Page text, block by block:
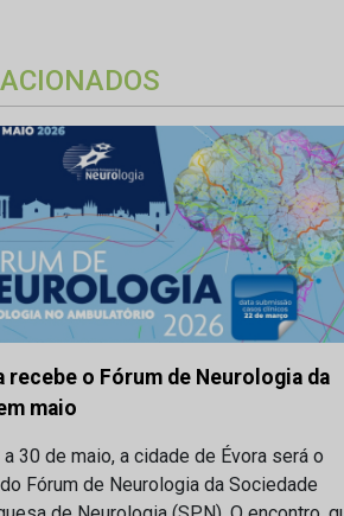
recebe o Fórum de Neurologia da
maio
a 30 de maio, a cidade de Évora será o
Fórum de Neurologia da Sociedade